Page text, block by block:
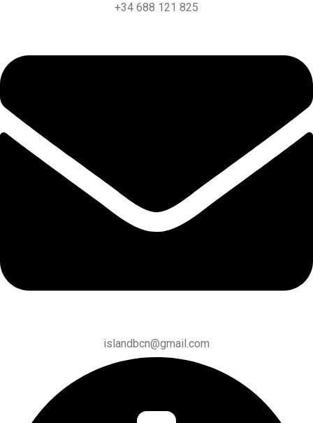
+34 688 121 825
islandbcn@gmail.com